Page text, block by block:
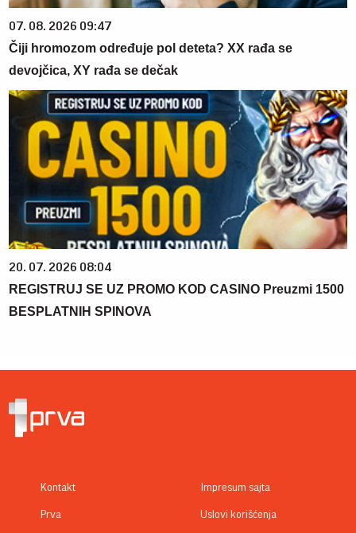
07. 08. 2026 09:47
Čiji hromozom određuje pol deteta? XX rađa se
devojčica, XY rađa se dečak
20. 07. 2026 08:04
REGISTRUJ SE UZ PROMO KOD CASINO Preuzmi 1500
BESPLATNIH SPINOVA
Kontakt
Prva
Impresum sajta
Uslovi korišćenja